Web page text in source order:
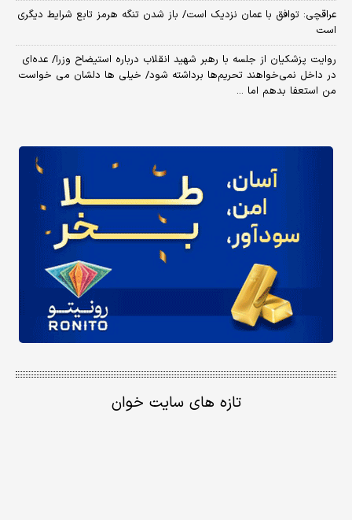
عراقچی: توافق با عمان نزدیک است/ باز شدن تنگه هرمز تابع شرایط دیگری
است
روایت پزشکیان از جلسه با رهبر شهید انقلاب درباره استیضاح وزرا/ عده‌ای
در داخل نمی‌خواهند تحریم‌ها برداشته شود/ خیلی ها دلشان می خواست
من استعفا بدهم اما ...
تازه های سایت خوان